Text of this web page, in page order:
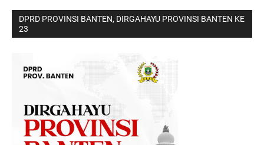
DPRD PROVINSI BANTEN, DIRGAHAYU PROVINSI BANTEN KE
23